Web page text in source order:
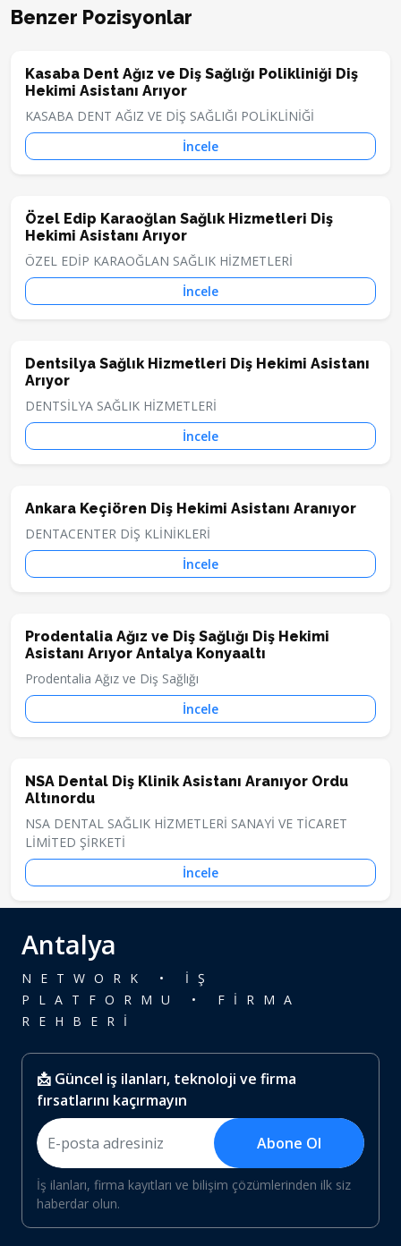
Benzer Pozisyonlar
Kasaba Dent Ağız ve Diş Sağlığı Polikliniği Diş
Hekimi Asistanı Arıyor
KASABA DENT AĞIZ VE DİŞ SAĞLIĞI POLİKLİNİĞİ
İncele
Özel Edip Karaoğlan Sağlık Hizmetleri Diş
Hekimi Asistanı Arıyor
ÖZEL EDİP KARAOĞLAN SAĞLIK HİZMETLERİ
İncele
Dentsilya Sağlık Hizmetleri Diş Hekimi Asistanı
Arıyor
DENTSİLYA SAĞLIK HİZMETLERİ
İncele
Ankara Keçiören Diş Hekimi Asistanı Aranıyor
DENTACENTER DİŞ KLİNİKLERİ
İncele
Prodentalia Ağız ve Diş Sağlığı Diş Hekimi
Asistanı Arıyor Antalya Konyaaltı
Prodentalia Ağız ve Diş Sağlığı
İncele
NSA Dental Diş Klinik Asistanı Aranıyor Ordu
Altınordu
NSA DENTAL SAĞLIK HİZMETLERİ SANAYİ VE TİCARET
LİMİTED ŞİRKETİ
İncele
Antalya
NETWORK • İŞ
PLATFORMU • FİRMA
REHBERİ
📩 Güncel iş ilanları, teknoloji ve firma
fırsatlarını kaçırmayın
Abone Ol
İş ilanları, firma kayıtları ve bilişim çözümlerinden ilk siz
haberdar olun.